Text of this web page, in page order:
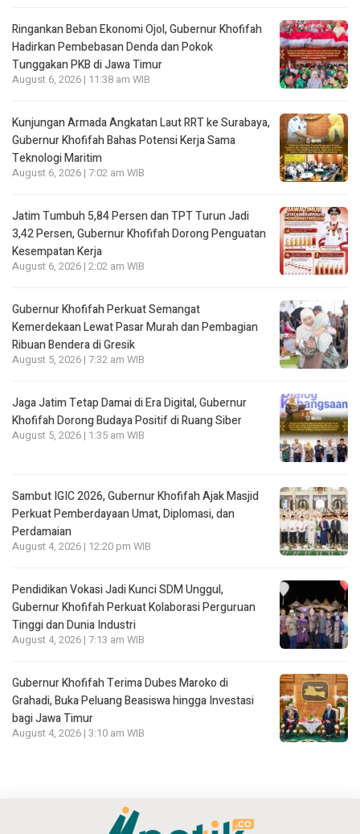
Ringankan Beban Ekonomi Ojol, Gubernur Khofifah
Hadirkan Pembebasan Denda dan Pokok
Tunggakan PKB di Jawa Timur
August 6, 2026 | 11:38 am WIB
Kunjungan Armada Angkatan Laut RRT ke Surabaya,
Gubernur Khofifah Bahas Potensi Kerja Sama
Teknologi Maritim
August 6, 2026 | 7:02 am WIB
Jatim Tumbuh 5,84 Persen dan TPT Turun Jadi
3,42 Persen, Gubernur Khofifah Dorong Penguatan
Kesempatan Kerja
August 6, 2026 | 2:02 am WIB
Gubernur Khofifah Perkuat Semangat
Kemerdekaan Lewat Pasar Murah dan Pembagian
Ribuan Bendera di Gresik
August 5, 2026 | 7:32 am WIB
Jaga Jatim Tetap Damai di Era Digital, Gubernur
Khofifah Dorong Budaya Positif di Ruang Siber
August 5, 2026 | 1:35 am WIB
Sambut IGIC 2026, Gubernur Khofifah Ajak Masjid
Perkuat Pemberdayaan Umat, Diplomasi, dan
Perdamaian
August 4, 2026 | 12:20 pm WIB
Pendidikan Vokasi Jadi Kunci SDM Unggul,
Gubernur Khofifah Perkuat Kolaborasi Perguruan
Tinggi dan Dunia Industri
August 4, 2026 | 7:13 am WIB
Gubernur Khofifah Terima Dubes Maroko di
Grahadi, Buka Peluang Beasiswa hingga Investasi
bagi Jawa Timur
August 4, 2026 | 3:10 am WIB